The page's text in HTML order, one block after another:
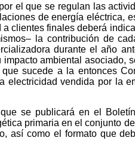
el que se regulan las
de energía eléctrica,
clientes finales deberá
la contribución de
durante el año
ambiental asociado,
sucede a la entonces
electricidad vendida por la
se publicará en el
primaria en el conjunto
así como el formato que